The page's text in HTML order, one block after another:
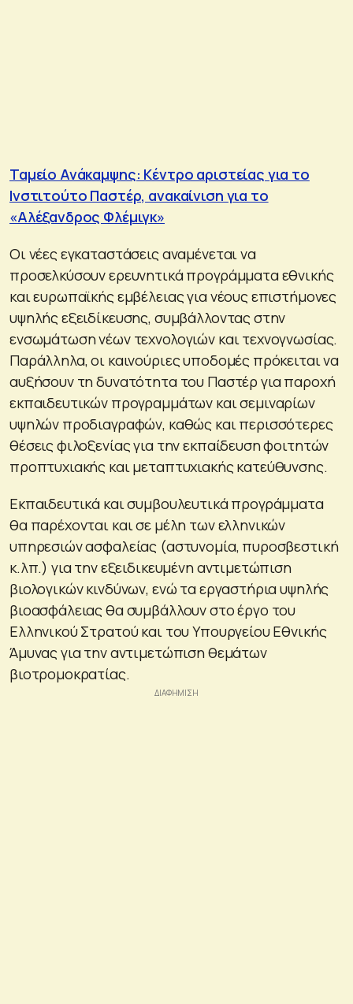
Ταμείο Ανάκαμψης: Κέντρο αριστείας για το
Ινστιτούτο Παστέρ, ανακαίνιση για το
«Αλέξανδρος Φλέμιγκ»
Οι νέες εγκαταστάσεις αναμένεται να
προσελκύσουν ερευνητικά προγράμματα εθνικής
και ευρωπαϊκής εμβέλειας για νέους επιστήμονες
υψηλής εξειδίκευσης, συμβάλλοντας στην
ενσωμάτωση νέων τεχνολογιών και τεχνογνωσίας.
Παράλληλα, οι καινούριες υποδομές πρόκειται να
αυξήσουν τη δυνατότητα του Παστέρ για παροχή
εκπαιδευτικών προγραμμάτων και σεμιναρίων
υψηλών προδιαγραφών, καθώς και περισσότερες
θέσεις φιλοξενίας για την εκπαίδευση φοιτητών
προπτυχιακής και μεταπτυχιακής κατεύθυνσης.
Εκπαιδευτικά και συμβουλευτικά προγράμματα
θα παρέχονται και σε μέλη των ελληνικών
υπηρεσιών ασφαλείας (αστυνομία, πυροσβεστική
κ.λπ.) για την εξειδικευμένη αντιμετώπιση
βιολογικών κινδύνων, ενώ τα εργαστήρια υψηλής
βιοασφάλειας θα συμβάλλουν στο έργο του
Ελληνικού Στρατού και του Υπουργείου Εθνικής
Άμυνας για την αντιμετώπιση θεμάτων
βιοτρομοκρατίας.